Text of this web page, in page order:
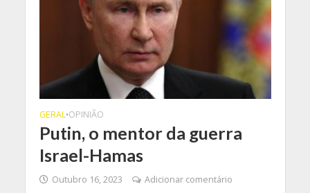
GERAL•OPINIÃO
Putin, o mentor da guerra
Israel-Hamas
Outubro 16, 2023 Adicionar comentário